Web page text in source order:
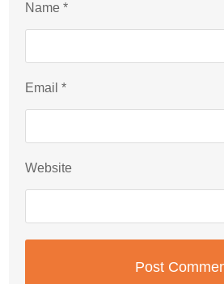
Name*
Email*
Website